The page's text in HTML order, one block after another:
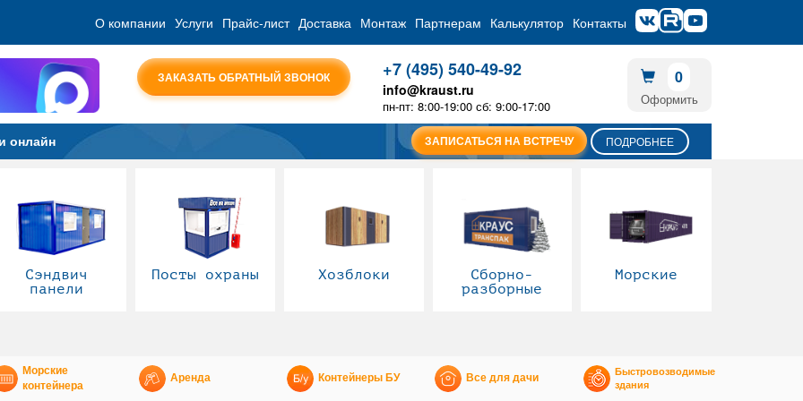
О компании Услуги Прайс-лист Доставка Монтаж Партнерам Калькулятор Контакты
ЗАКАЗАТЬ ОБРАТНЫЙ ЗВОНОК +7 (495) 540-49-92
info@kraust.ru
пн-пт: 8:00-19:00 сб: 9:00-17:00
0
Оформить
онлайн ЗАПИСАТЬСЯ НА ВСТРЕЧУ ПОДРОБНЕЕ
Сэндвич
панели
Посты охраны Хозблоки
Сборно-
разборные
Морские
Морские
контейнера
Аренда Контейнеры БУ Все для дачи
Быстровозводимые
здания